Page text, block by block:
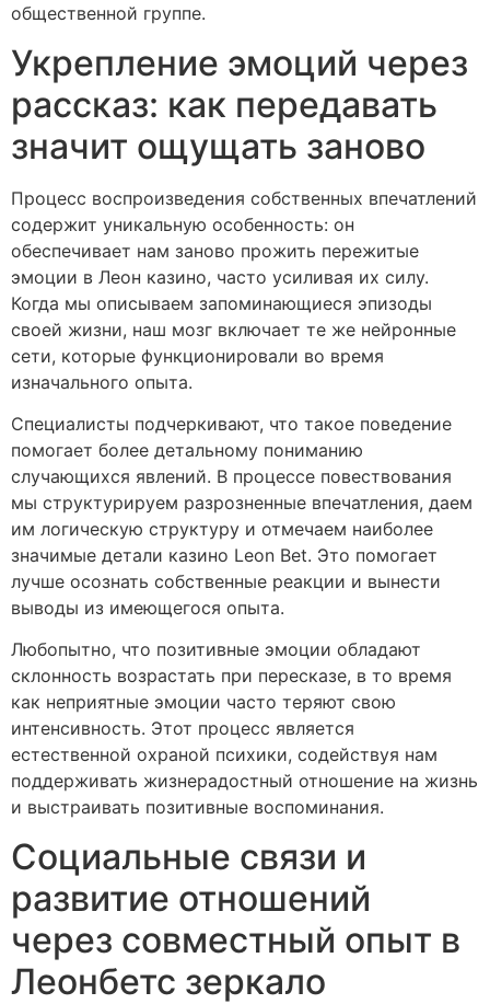
общественной группе.
Укрепление эмоций через
рассказ: как передавать
значит ощущать заново
Процесс воспроизведения собственных впечатлений
содержит уникальную особенность: он
обеспечивает нам заново прожить пережитые
эмоции в Леон казино, часто усиливая их силу.
Когда мы описываем запоминающиеся эпизоды
своей жизни, наш мозг включает те же нейронные
сети, которые функционировали во время
изначального опыта.
Специалисты подчеркивают, что такое поведение
помогает более детальному пониманию
случающихся явлений. В процессе повествования
мы структурируем разрозненные впечатления, даем
им логическую структуру и отмечаем наиболее
значимые детали казино Leon Bet. Это помогает
лучше осознать собственные реакции и вынести
выводы из имеющегося опыта.
Любопытно, что позитивные эмоции обладают
склонность возрастать при пересказе, в то время
как неприятные эмоции часто теряют свою
интенсивность. Этот процесс является
естественной охраной психики, содействуя нам
поддерживать жизнерадостный отношение на жизнь
и выстраивать позитивные воспоминания.
Социальные связи и
развитие отношений
через совместный опыт в
Леонбетс зеркало